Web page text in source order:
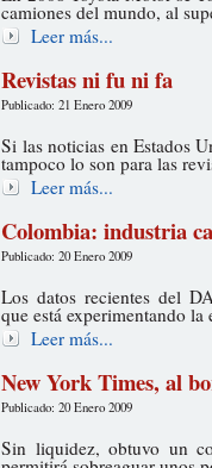
camiones del mundo, al
Leer más...
Revistas ni fu ni fa
Publicado: 21 Enero 2009
Si las noticias en Estados
tampoco lo son para las
Leer más...
Colombia: industria
Publicado: 20 Enero 2009
Los datos recientes del
que está experimentando
Leer más...
New York Times, al
Publicado: 20 Enero 2009
Sin liquidez, obtuvo un